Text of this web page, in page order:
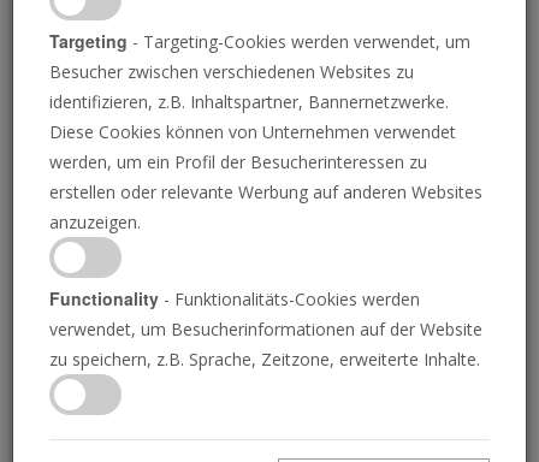
DIE POSAUNE
Trotz Krieg setzt Indien
die gemeinsame
Waffenproduktion mit
Russland fort
Targeting - Targeting-Cookies werden verwendet, um
Besucher zwischen verschiedenen Websites zu
identifizieren, z.B. Inhaltspartner, Bannernetzwerke.
Diese Cookies können von Unternehmen verwendet
werden, um ein Profil der Besucherinteressen zu
erstellen oder relevante Werbung auf anderen Websites
anzuzeigen.
Functionality - Funktionalitäts-Cookies werden
verwendet, um Besucherinformationen auf der Website
zu speichern, z.B. Sprache, Zeitzone, erweiterte Inhalte.